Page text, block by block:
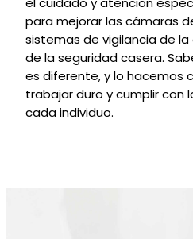
para mejorar las cámaras
sistemas de vigilancia de
de la seguridad casera.
es diferente, y lo hacemos
trabajar duro y cumplir con
cada individuo.